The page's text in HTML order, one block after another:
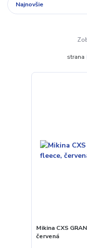
Najnovšie
strana
Mikina CXS
červená